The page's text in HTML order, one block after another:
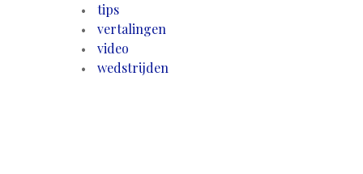
tips
vertalingen
video
wedstrijden